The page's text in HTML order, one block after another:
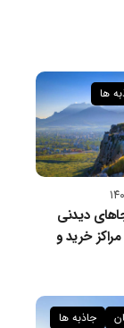
دیدنی
+ مراکز خرید و
ها
جاذبه ها